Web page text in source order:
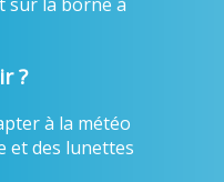
?
à la météo
et des lunettes